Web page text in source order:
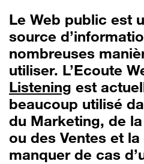
Le Web public est
source
nombreuses
utiliser. L’Ecoute
Listening est
beaucoup utilisé
du Marketing, de
ou des Ventes et
manquer de cas